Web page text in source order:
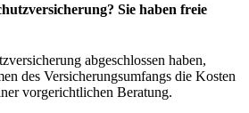
Sie haben freie
abgeschlossen haben,
des Versicherungsumfangs die Kosten
vorgerichtlichen Beratung.